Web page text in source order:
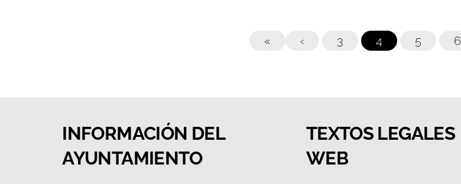
« ‹ 3 4 5 6
INFORMACIÓN DEL
AYUNTAMIENTO
TEXTOS LEGALES
WEB